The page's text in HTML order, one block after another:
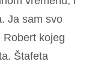
Ja sam svo
kojeg
Štafeta